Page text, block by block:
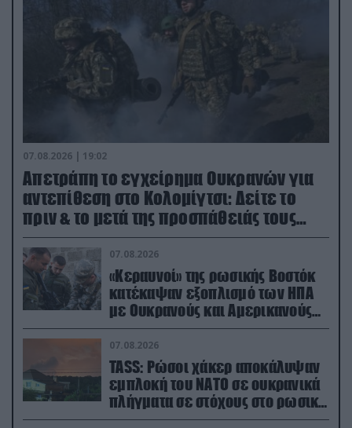
07.08.2026 | 19:02
Απετράπη το εγχείρημα Ουκρανών για
αντεπίθεση στο Κολομίγτσι: Δείτε το
πριν & το μετά της προσπάθειάς τους
(βίντεο)
07.08.2026
«Κεραυνοί» της ρωσικής Βοστόκ
κατέκαψαν εξοπλισμό των ΗΠΑ
με Ουκρανούς και Αμερικανούς
μισθοφόρους – Δείτε βίντεο
07.08.2026
TASS: Ρώσοι χάκερ αποκάλυψαν
εμπλοκή του ΝΑΤΟ σε ουκρανικά
πλήγματα σε στόχους στο ρωσικό
έδαφος!